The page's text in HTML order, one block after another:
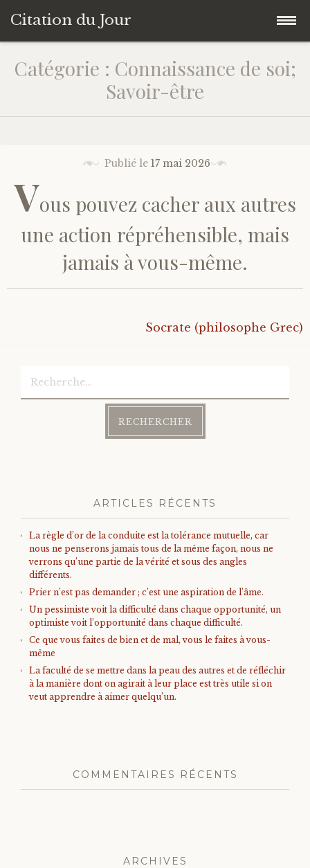
Citation du Jour
Accéder
au
principal
Accueil
Connaissance de soi
Emotions
Catégorie : Connaissance de soi;
Savoir-être
Publié le 17 mai 2026
Vous pouvez cacher aux autres
une action répréhensible, mais
jamais à vous-même.
Socrate (philosophe Grec)
ARTICLES RÉCENTS
La règle d’or de la conduite est la tolérance mutuelle, car
nous ne penserons jamais tous de la même façon, nous ne
verrons qu’une partie de la vérité et sous des angles
différents.
Prier n’est pas demander ; c’est une aspiration de l’âme.
Un pessimiste voit la difficulté dans chaque opportunité, un
optimiste voit l’opportunité dans chaque difficulté.
Ce que vous faites de bien et de mal, vous le faites à vous-
même
La faculté de se mettre dans la peau des autres et de réfléchir
à la manière dont on agirait à leur place est très utile si on
veut apprendre à aimer quelqu’un.
COMMENTAIRES RÉCENTS
ARCHIVES